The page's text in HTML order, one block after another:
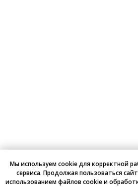
Мы используем cookie для корректной
сервиса. Продолжая пользоваться
использованием файлов cookie и